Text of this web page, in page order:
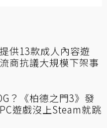
供13款成人內容遊
商抗議大規模下架事
？《柏德之門3》發
遊戲沒上Steam就跳